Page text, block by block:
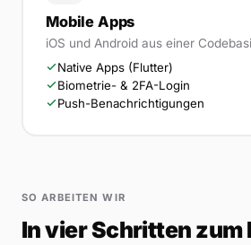
Mobile Apps
iOS und Android aus einer
Native Apps (Flutter)
Biometrie- & 2FA-Login
Push-Benachrichtigungen
SO ARBEITEN WIR
In vier Schritten zum